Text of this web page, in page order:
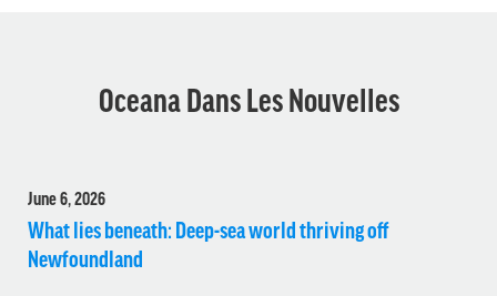
Oceana Dans Les Nouvelles
June 6, 2026
What lies beneath: Deep-sea world thriving off
Newfoundland